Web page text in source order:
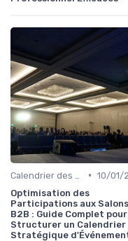
• 10/01/
Optimisation des
Participations aux Salons
B2B : Guide Complet pour
Structurer un Calendrier
Stratégique